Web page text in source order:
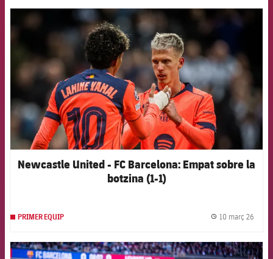
FCB Barcelona badge
Newcastle United - FC Barcelona: Empat sobre la
botzina (1-1)
PRIMER EQUIP 10 març 26
FCB Barcelona badge